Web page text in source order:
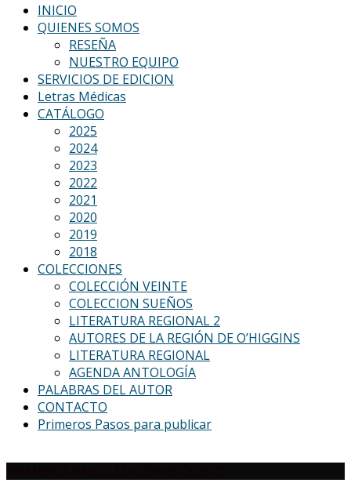
INICIO
QUIENES SOMOS
RESEÑA
NUESTRO EQUIPO
SERVICIOS DE EDICION
Letras Médicas
CATÁLOGO
2025
2024
2023
2022
2021
2020
2019
2018
COLECCIONES
COLECCIÓN VEINTE
COLECCION SUEÑOS
LITERATURA REGIONAL 2
AUTORES DE LA REGIÓN DE O’HIGGINS
LITERATURA REGIONAL
AGENDA ANTOLOGÍA
PALABRAS DEL AUTOR
CONTACTO
Primeros Pasos para publicar